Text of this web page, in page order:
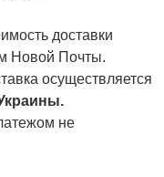
доставки
Новой Почты.
осуществляется
не